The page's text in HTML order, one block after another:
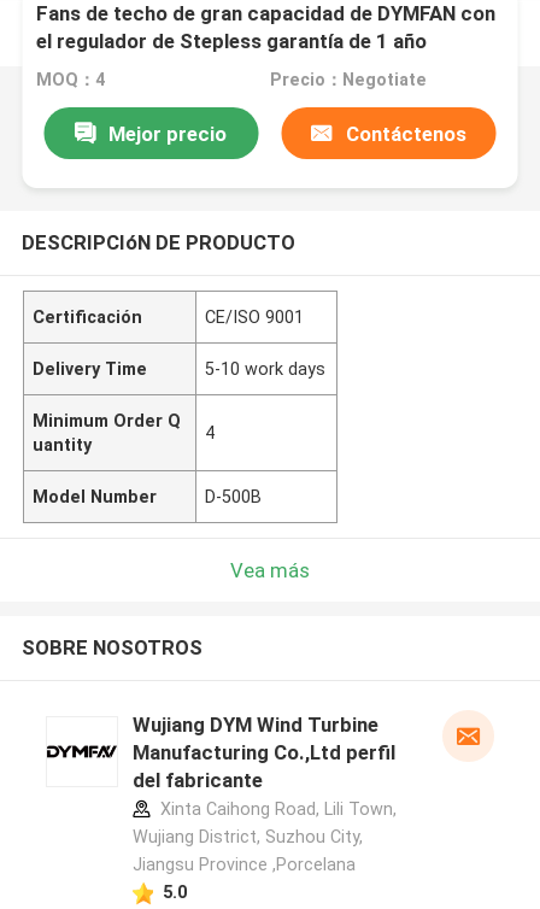
Fans de techo de gran capacidad de DYMFAN con
el regulador de Stepless garantía de 1 año
MOQ：4 Precio：Negotiate
Mejor precio Contáctenos
DESCRIPCIóN DE PRODUCTO
Certificación CE/ISO 9001
Delivery Time 5-10 work days
Minimum Order Q
uantity
4
Model Number D-500B
Vea más
SOBRE NOSOTROS
Wujiang DYM Wind Turbine
Manufacturing Co.,Ltd perfil
del fabricante
Xinta Caihong Road, Lili Town,
Wujiang District, Suzhou City,
Jiangsu Province ,Porcelana
5.0